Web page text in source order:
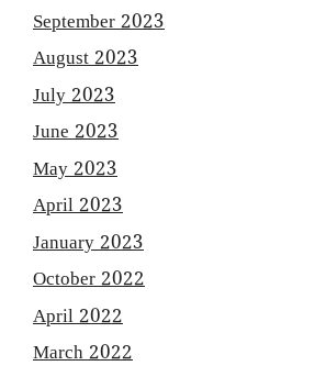
September 2023
August 2023
July 2023
June 2023
May 2023
April 2023
January 2023
October 2022
April 2022
March 2022